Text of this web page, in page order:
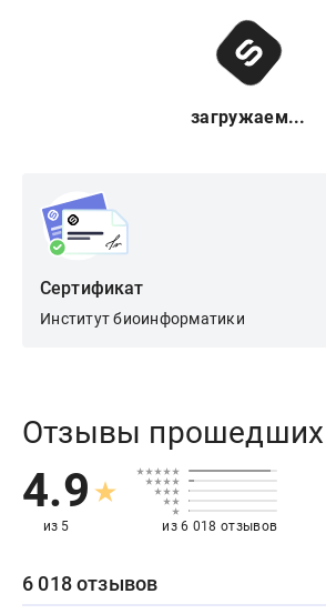
загружаем...
Сертификат
Институт биоинформатики
Отзывы прошедших
4.9
из 5 из 6 018 отзывов
6 018 отзывов